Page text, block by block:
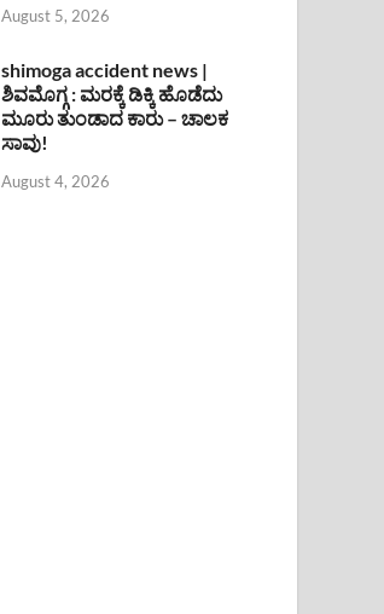
August 5, 2026
shimoga accident news |
ಶಿವಮೊಗ್ಗ : ಮರಕ್ಕೆ ಡಿಕ್ಕಿ ಹೊಡೆದು
ಮೂರು ತುಂಡಾದ ಕಾರು – ಚಾಲಕ
ಸಾವು!
August 4, 2026